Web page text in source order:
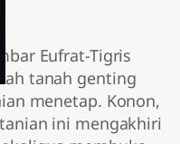
Eufrat-Tigris
tanah genting
menetap. Konon,
ini mengakhiri